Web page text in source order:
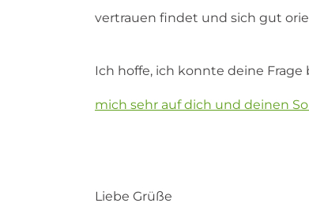
vertrauen findet und sich gut
Ich hoffe, ich konnte deine Frage
mich sehr auf dich und deinen
Liebe Grüße